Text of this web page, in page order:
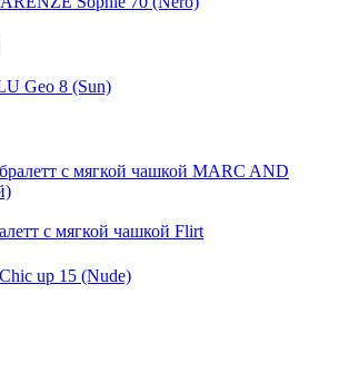
с мягкой чашкой Flirt